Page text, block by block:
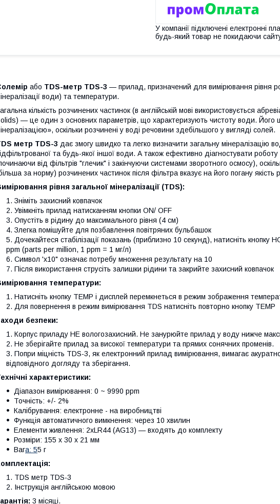
У компанії підключені електронні
будь-який товар не покидаючи
або TDS-метр TDS-3 — прилад, призначений для вимірювання рівня
води) та температури.
кількість розчинених частинок (в англійській мові використовується
— це один з основних параметрів, що характеризують чистоту води. Його
оскільки розчинені у воді речовини здебільшого у вигляді солей.
метр TDS-3 дає змогу швидко та легко визначити загальну мінералізацію
та будь-якої іншої води. А також ефективно діагностувати
від фільтрів "глечик" і закінчуючи системами зворотного осмосу),
за норму) розчинених частинок після фільтра вказує на його погану якість
рівня загальної мінералізації (TDS):
Зніміть захисний ковпачок
Увімкніть прилад натисканням кнопки ON/ OFF
Опустіть в рідину до максимального рівня (4 см)
Злегка помішуйте для позбавлення повітряних бульбашок
Дочекайтеся стабілізації показань (приблизно 10 секунд), натисніть кнопку
ppm (parts per million, 1 ppm = 1 мг/л)
Символ 'x10" означає потребу множення результату на 10
Після використання струсіть залишки рідини та закрийте захисний ковпачок
температури:
Натисніть кнопку TEMP і дисплей перемкнеться в режим зображення
Для повернення в режим вимірювання TDS натисніть повторно кнопку TEMP
безпеки:
Корпус приладу НЕ вологозахисний. Не занурюйте прилад у воду нижче
Не зберігайте прилад за високої температури та прямих сонячних променів.
Попри міцність TDS-3, як електронний прилад вимірювання, вимагає
відповідного догляду та зберігання.
характеристики:
Діапазон вимірювання: 0 ~ 9990 ppm
Точність: +/- 2%
Калібрування: електронне - на виробництві
Функція автоматичного вимкнення: через 10 хвилин
Елементи живлення: 2хLR44 (AG13) — входять до комплекту
Розміри: 155 x 30 x 21 мм
Вага: 55 г
TDS метр TDS-3
Інструкція англійською мовою
3 місяці.